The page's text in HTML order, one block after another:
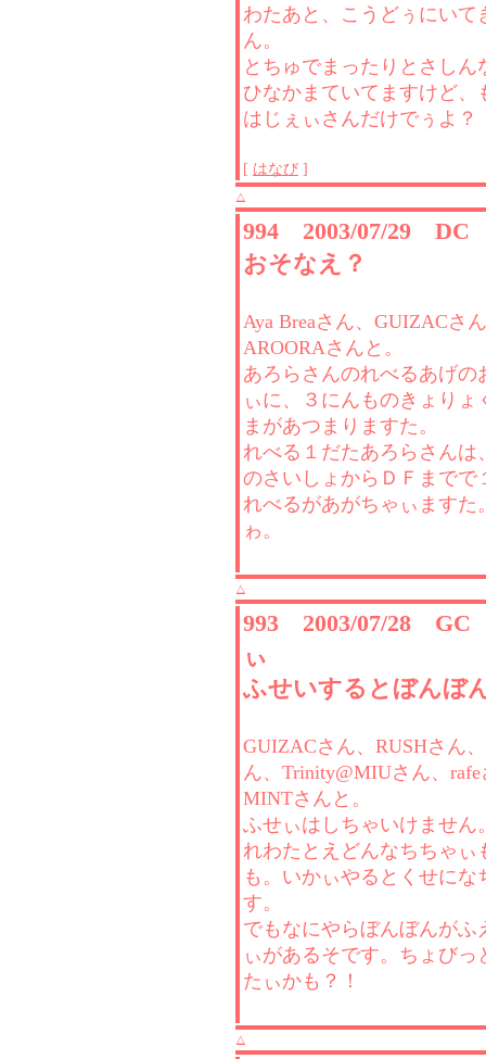
わたあと、こうどぅにいて
ん。
とちゅでまったりとさしん
ひなかまていてますけど、
はじぇぃさんだけでぅよ？
[ はなび ]
△
994 2003/07/29
おそなえ？
Aya Breaさん、GUIZACさ
AROORAさんと。
あろらさんのれべるあげの
ぃに、３にんものきょりょ
まがあつまりますた。
れべる１だたあろらさんは
のさいしょからＤＦまでで
れべるがあがちゃぃますた
ゎ。
△
993 2003/07/28
ぃ
ふせいするとぼんぼ
GUIZACさん、RUSHさん
ん、Trinity@MIUさん、
MINTさんと。
ふせぃはしちゃいけません
れわたとえどんなちちゃぃ
も。いかぃやるとくせにな
す。
でもなにやらぼんぼんがふ
ぃがあるそです。ちょびっ
たぃかも？！
△